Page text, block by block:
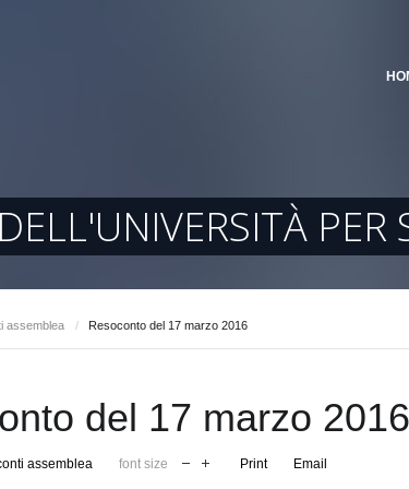
PER
assemblea / Resoconto del 17 marzo 2016
del 17 marzo 2016
assemblea font size Print Email